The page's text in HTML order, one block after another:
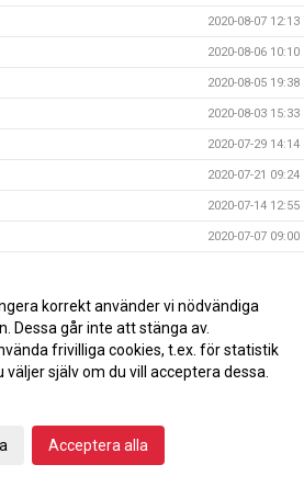
2020-08-07 12:13
2020-08-06 10:10
2020-08-05 19:38
2020-08-03 15:33
2020-07-29 14:14
2020-07-21 09:24
2020-07-14 12:55
2020-07-07 09:00
2020-07-04 09:27
2020-06-29 08:49
korrekt använder vi nödvändiga
Dessa går inte att stänga av.
frivilliga cookies, t.ex. för statistik
själv om du vill acceptera dessa.
Acceptera alla